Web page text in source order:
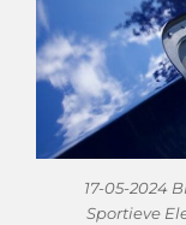
17-05-2024
Sportieve